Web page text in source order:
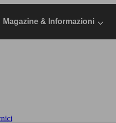
Magazine & Informazioni